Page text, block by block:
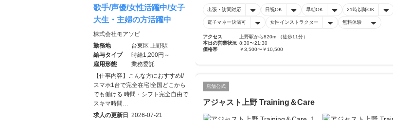
出張・訪問対応 日祝OK 早朝OK 21時以降OK
電子マネー決済可 女性インストラクター 無料体験
アクセス
上野駅から820m （徒歩11分）
本日の営業状況 8:30〜21:30
価格帯
￥3,500〜￥10,500
店舗公式
アジャスト上野 Training＆Care
歌手/声優/女性活躍中/女子
大生・主婦の方活躍中
株式会社モアソビ
勤務地
台東区 上野駅
給与タイプ
時給1,200円～
雇用形態
業務委託
【仕事内容】こんな方におすすめ!/
スマホ1台で完全在宅!全国どこから
でも働ける 時間・シフト完全自由で
スキマ時間…
求人の更新日 2026-07-21